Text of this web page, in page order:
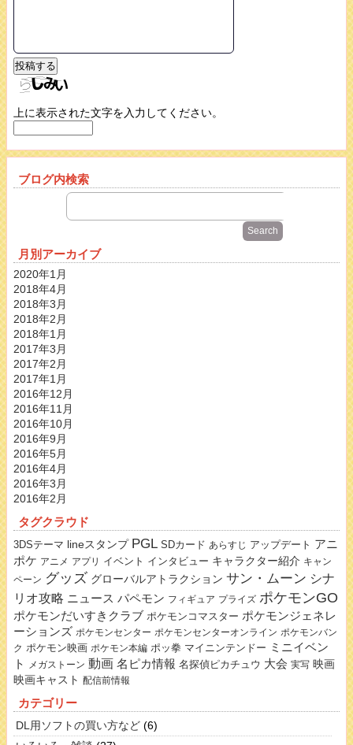
上に表示された文字を入力してください。
ブログ内検索
月別アーカイブ
2020年1月
2018年4月
2018年3月
2018年2月
2018年1月
2017年3月
2017年2月
2017年1月
2016年12月
2016年11月
2016年10月
2016年9月
2016年5月
2016年4月
2016年3月
2016年2月
タグクラウド
3DSテーマ lineスタンプ PGL SDカード あらすじ アップデート アニ
ポケ アニメ アプリ イベント インタビュー キャラクター紹介 キャン
ペーン グッズ グローバルアトラクション サン・ムーン シナ
リオ攻略 ニュース パペモン フィギュア プライズ ポケモンGO
ポケモンだいすきクラブ ポケモンコマスター ポケモンジェネレ
ーションズ ポケモンセンター ポケモンセンターオンライン ポケモンバン
ク ポケモン映画 ポケモン本編 ポッ拳 マイニンテンドー ミニイベン
ト
メガストーン 動画 名ピカ情報 名探偵ピカチュウ 大会 実写 映画
映画キャスト 配信前情報
カテゴリー
DL用ソフトの買い方など (6)